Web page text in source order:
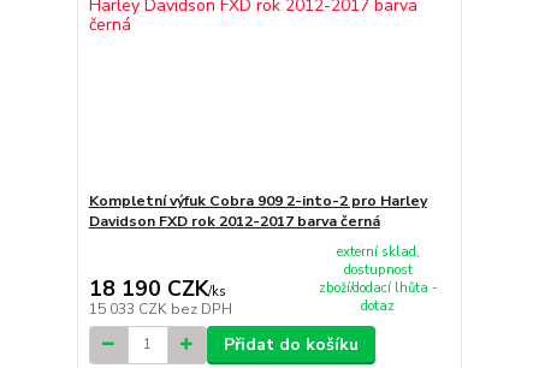
Kompletní výfuk Cobra 909 2-into-2 pro Harley
Davidson FXD rok 2012-2017 barva černá
18 190 CZK/ks
15 033 CZK bez DPH
externí sklad,
dostupnost
zboží/dodací lhůta -
dotaz
Přidat do košíku